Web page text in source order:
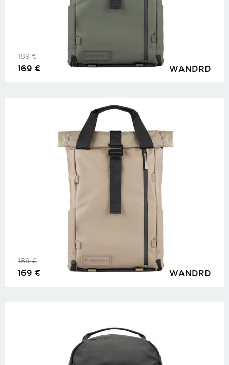
WANDRD
189€
169 €
WANDRD
189€
169 €